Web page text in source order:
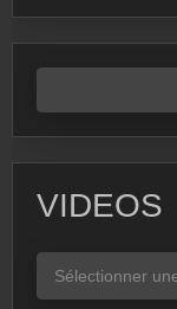
VIDEOS
VIDEOS